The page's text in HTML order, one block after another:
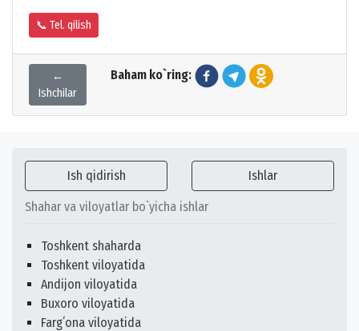
📞 Tel. qilish
←
Ishchilar
Baham ko`ring:
Ish qidirish Ishlar
Shahar va viloyatlar bo`yicha ishlar
Toshkent shaharda
Toshkent viloyatida
Andijon viloyatida
Buxoro viloyatida
Fargʻona viloyatida